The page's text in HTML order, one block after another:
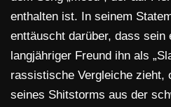
enthalten ist. In seinem
enttäuscht darüber, dass sein
langjähriger Freund ihn als
rassistische Vergleiche zieht,
seines Shitstorms aus der